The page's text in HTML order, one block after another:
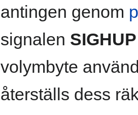
antingen genom
signalen SIGHUP
volymbyte
återställs dess